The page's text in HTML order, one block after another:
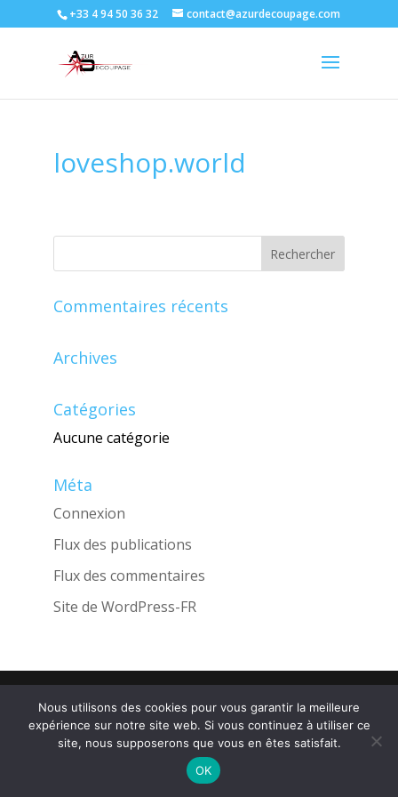
+33 4 94 50 36 32 contact@azurdecoupage.com
loveshop.world
Commentaires récents
Archives
Catégories
Aucune catégorie
Méta
Connexion
Flux des publications
Flux des commentaires
Site de WordPress-FR
Nous utilisons des cookies pour vous garantir la meilleure
expérience sur notre site web. Si vous continuez à utiliser ce
site, nous supposerons que vous en êtes satisfait.
OK